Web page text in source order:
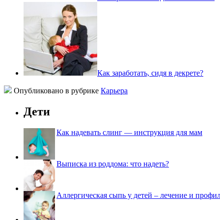
Как заработать, сидя в декрете?
Опубликовано в рубрике Карьера
Дети
Как надевать слинг — инструкция для мам
Выписка из роддома: что надеть?
Аллергическая сыпь у детей – лечение и